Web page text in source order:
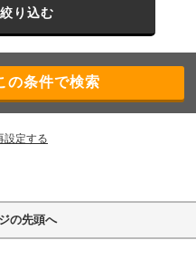
り込む
設定する
の先頭へ